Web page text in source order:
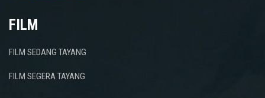
FILM
FILM SEDANG TAYANG
FILM SEGERA TAYANG